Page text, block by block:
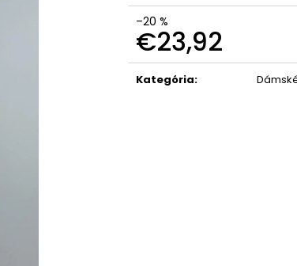
–20 %
€23,92
Jednotková
cena:
Kategória: